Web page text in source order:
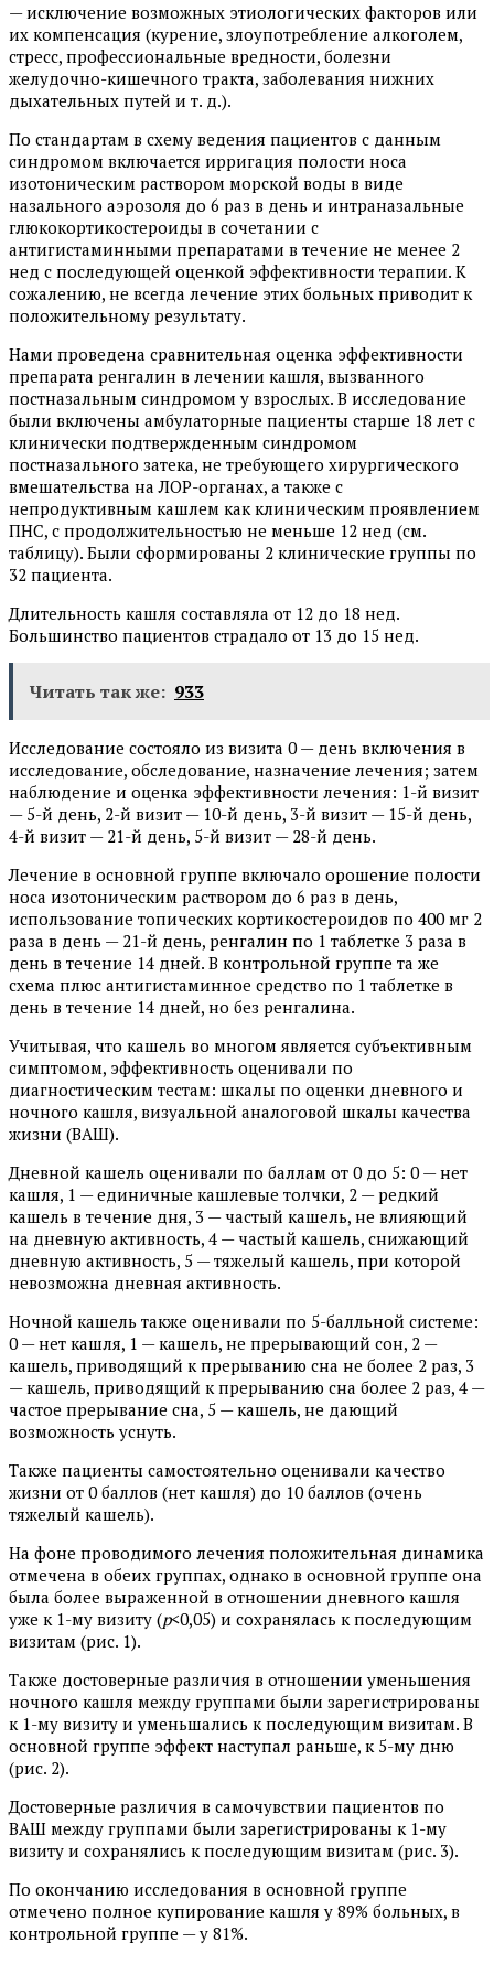
— исключение возможных этиологических факторов или
их компенсация (курение, злоупотребление алкоголем,
стресс, профессиональные вредности, болезни
желудочно-кишечного тракта, заболевания нижних
дыхательных путей и т. д.).
По стандартам в схему ведения пациентов с данным
синдромом включается ирригация полости носа
изотоническим раствором морской воды в виде
назального аэрозоля до 6 раз в день и интраназальные
глюкокортикостероиды в сочетании с
антигистаминными препаратами в течение не менее 2
нед с последующей оценкой эффективности терапии. К
сожалению, не всегда лечение этих больных приводит к
положительному результату.
Нами проведена сравнительная оценка эффективности
препарата ренгалин в лечении кашля, вызванного
постназальным синдромом у взрослых. В исследование
были включены амбулаторные пациенты старше 18 лет с
клинически подтвержденным синдромом
постназального затека, не требующего хирургического
вмешательства на ЛОР-органах, а также с
непродуктивным кашлем как клиническим проявлением
ПНС, с продолжительностью не меньше 12 нед (см.
таблицу). Были сформированы 2 клинические группы по
32 пациента.
Длительность кашля составляла от 12 до 18 нед.
Большинство пациентов страдало от 13 до 15 нед.
Читать так же: 933
Исследование состояло из визита 0 — день включения в
исследование, обследование, назначение лечения; затем
наблюдение и оценка эффективности лечения: 1-й визит
— 5-й день, 2-й визит — 10-й день, 3-й визит — 15-й день,
4-й визит — 21-й день, 5-й визит — 28-й день.
Лечение в основной группе включало орошение полости
носа изотоническим раствором до 6 раз в день,
использование топических кортикостероидов по 400 мг 2
раза в день — 21-й день, ренгалин по 1 таблетке 3 раза в
день в течение 14 дней. В контрольной группе та же
схема плюс антигистаминное средство по 1 таблетке в
день в течение 14 дней, но без ренгалина.
Учитывая, что кашель во многом является субъективным
симптомом, эффективность оценивали по
диагностическим тестам: шкалы по оценки дневного и
ночного кашля, визуальной аналоговой шкалы качества
жизни (ВАШ).
Дневной кашель оценивали по баллам от 0 до 5: 0 — нет
кашля, 1 — единичные кашлевые толчки, 2 — редкий
кашель в течение дня, 3 — частый кашель, не влияющий
на дневную активность, 4 — частый кашель, снижающий
дневную активность, 5 — тяжелый кашель, при которой
невозможна дневная активность.
Ночной кашель также оценивали по 5-балльной системе:
0 — нет кашля, 1 — кашель, не прерывающий сон, 2 —
кашель, приводящий к прерыванию сна не более 2 раз, 3
— кашель, приводящий к прерыванию сна более 2 раз, 4 —
частое прерывание сна, 5 — кашель, не дающий
возможность уснуть.
Также пациенты самостоятельно оценивали качество
жизни от 0 баллов (нет кашля) до 10 баллов (очень
тяжелый кашель).
На фоне проводимого лечения положительная динамика
отмечена в обеих группах, однако в основной группе она
была более выраженной в отношении дневного кашля
уже к 1-му визиту (р<0,05) и сохранялась к последующим
визитам (рис. 1).
Также достоверные различия в отношении уменьшения
ночного кашля между группами были зарегистрированы
к 1-му визиту и уменьшались к последующим визитам. В
основной группе эффект наступал раньше, к 5-му дню
(рис. 2).
Достоверные различия в самочувствии пациентов по
ВАШ между группами были зарегистрированы к 1-му
визиту и сохранялись к последующим визитам (рис. 3).
По окончанию исследования в основной группе
отмечено полное купирование кашля у 89% больных, в
контрольной группе — у 81%.